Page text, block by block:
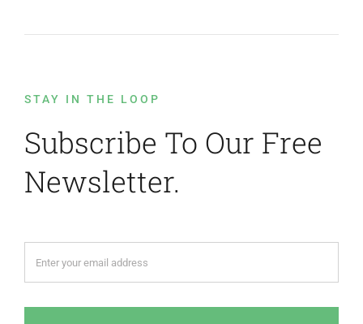
STAY IN THE LOOP
Subscribe To Our Free
Newsletter.